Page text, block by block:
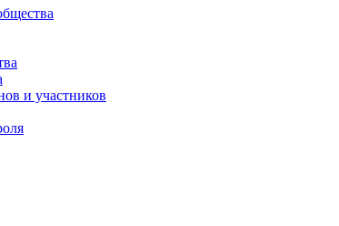
и участников